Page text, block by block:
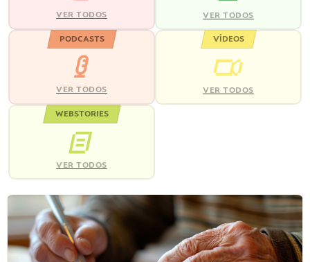
VER TODOS VER TODOS
PODCASTS
VER TODOS
VÍDEOS
VER TODOS
WEBSTORIES
VER TODOS